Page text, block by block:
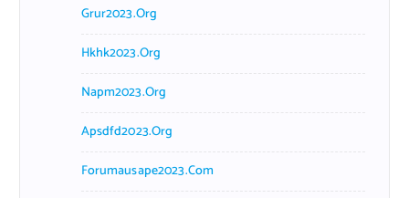
Grur2023.org
Hkhk2023.org
Napm2023.org
Apsdfd2023.org
Forumausape2023.com